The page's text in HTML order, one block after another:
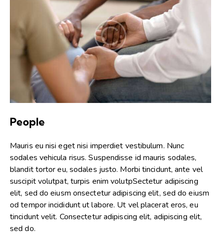
People
Mauris eu nisi eget nisi imperdiet vestibulum. Nunc
sodales vehicula risus. Suspendisse id mauris sodales,
blandit tortor eu, sodales justo. Morbi tincidunt, ante vel
suscipit volutpat, turpis enim volutpSectetur adipiscing
elit, sed do eiusm onsectetur adipiscing elit, sed do eiusm
od tempor incididunt ut labore. Ut vel placerat eros, eu
tincidunt velit. Consectetur adipiscing elit, adipiscing elit,
sed do.